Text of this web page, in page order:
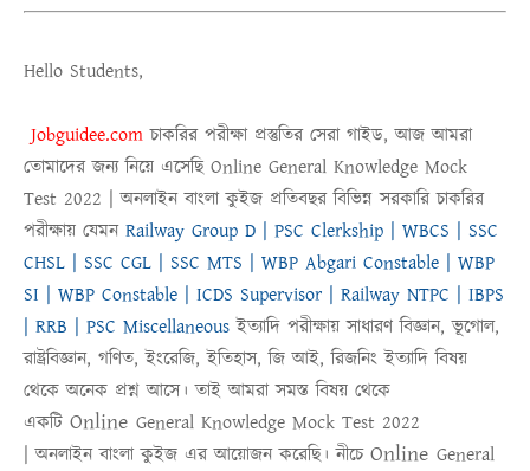
Hello Students,
Jobguidee.com চাকরির পরীক্ষা প্রস্তুতির সেরা গাইড, আজ আমরা
তোমাদের জন্য নিয়ে এসেছি Online General Knowledge Mock
Test 2022 |অনলাইনবাংলা কুইজ প্রতিবছর বিভিন্ন সরকারি চাকরির
পরীক্ষায় যেমন Railway Group D | PSC Clerkship | WBCS | SSC
CHSL | SSC CGL | SSC MTS | WBP Abgari Constable | WBP
SI | WBP Constable | ICDS Supervisor | Railway NTPC | IBPS
| RRB | PSC Miscellaneous ইত্যাদি পরীক্ষায় সাধারণ বিজ্ঞান, ভূগোল,
রাষ্ট্রবিজ্ঞান, গণিত, ইংরেজি, ইতিহাস, জি আই, রিজনিং ইত্যাদি বিষয়
থেকে অনেক প্রশ্ন আসে। তাই আমরা সমস্ত বিষয় থেকে
একটি Online General Knowledge Mock Test 2022
|অনলাইনবাংলা কুইজ এর আয়োজন করেছি। নীচে Online General